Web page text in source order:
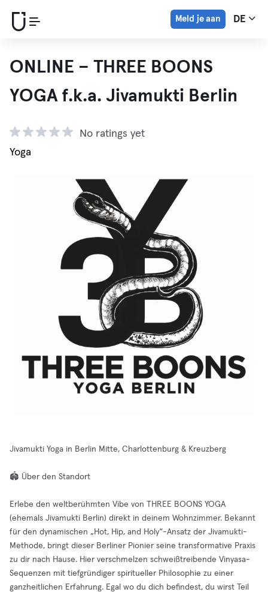
Meld je aan DE
ONLINE – THREE BOONS
YOGA f.k.a. Jivamukti Berlin
No ratings yet
Yoga
Jivamukti Yoga in Berlin Mitte, Charlottenburg & Kreuzberg
🏟️ Über den Standort
Erlebe den weltberühmten Vibe von THREE BOONS YOGA
(ehemals Jivamukti Berlin) direkt in deinem Wohnzimmer. Bekannt
für den dynamischen „Hot, Hip, and Holy“-Ansatz der Jivamukti-
Methode, bringt dieser Berliner Pionier seine transformative Praxis
zu dir nach Hause. Hier verschmelzen schweißtreibende Vinyasa-
Sequenzen mit tiefgründiger spiritueller Philosophie zu einer
ganzheitlichen Erfahrung. Egal wo du dich befindest, du wirst Teil